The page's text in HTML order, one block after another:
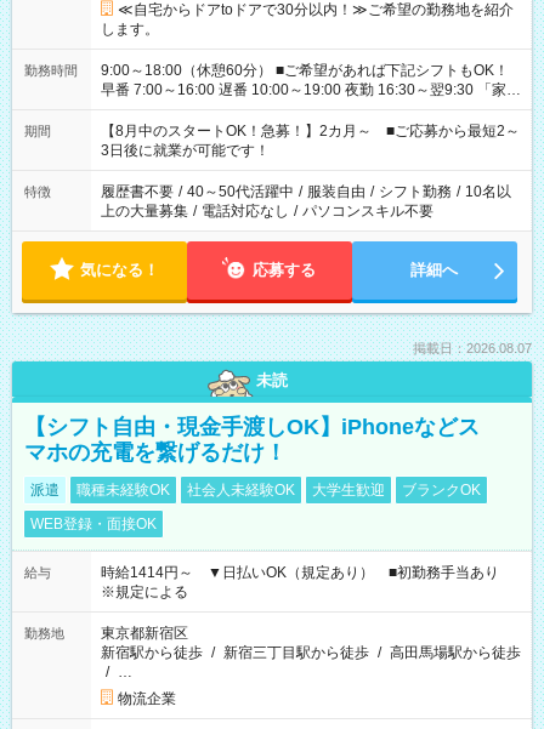
≪自宅からドアtoドアで30分以内！≫ご希望の勤務地を紹介
します。
勤務時間
9:00～18:00（休憩60分） ■ご希望があれば下記シフトもOK！
早番 7:00～16:00 遅番 10:00～19:00 夜勤 16:30～翌9:30 「家族
と休みを合わせたい」 「余裕を持って夕飯の準備がしたい」
「できれば残業はしたくない」 など、ご希望を教えてください
ね。 ※Wワーク希望の方へ 今ご覧のお仕事で希望する勤務時間
と、もう1つのお仕事の勤務時間。 合計で週40時間を超える場
合は応募できません。
期間
【8月中のスタートOK！急募！】2カ月～ ■ご応募から最短2～
3日後に就業が可能です！
特徴 履歴書不要 / 40～50代活躍中 / 服装自由 / シフト勤務 / 10名以
上の大量募集 / 電話対応なし / パソコンスキル不要
気になる！ 応募する 詳細へ
掲載日：2026.08.07
未読
【シフト自由・現金手渡しOK】iPhoneなどス
マホの充電を繋げるだけ！
派遣 職種未経験OK 社会人未経験OK 大学生歓迎
ブランクOK
WEB登録・面接OK
給与
時給1414円～ ▼日払いOK（規定あり） ■初勤務手当あり
※規定による
勤務地
東京都新宿区
新宿駅から徒歩 / 新宿三丁目駅から徒歩 / 高田馬場駅から徒歩
/ …
物流企業